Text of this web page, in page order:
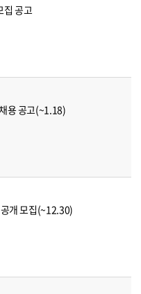
집 공고
용 공고(~1.18)
개 모집(~12.30)